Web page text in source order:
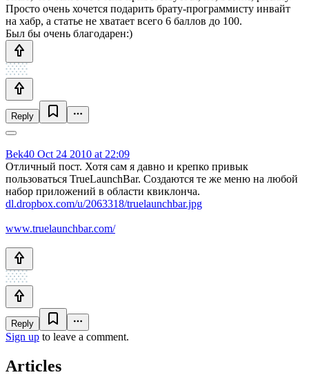
Просто очень хочется подарить брату-программисту инвайт
на хабр, а статье не хватает всего 6 баллов до 100.
Был бы очень благодарен:)
Reply
Bek40 Oct 24 2010 at 22:09
Отличный пост. Хотя сам я давно и крепко привык
пользоваться TrueLaunchBar. Создаются те же меню на любой
набор приложений в области квиклонча.
dl.dropbox.com/u/2063318/truelaunchbar.jpg
www.truelaunchbar.com/
Reply
Sign up to leave a comment.
Articles